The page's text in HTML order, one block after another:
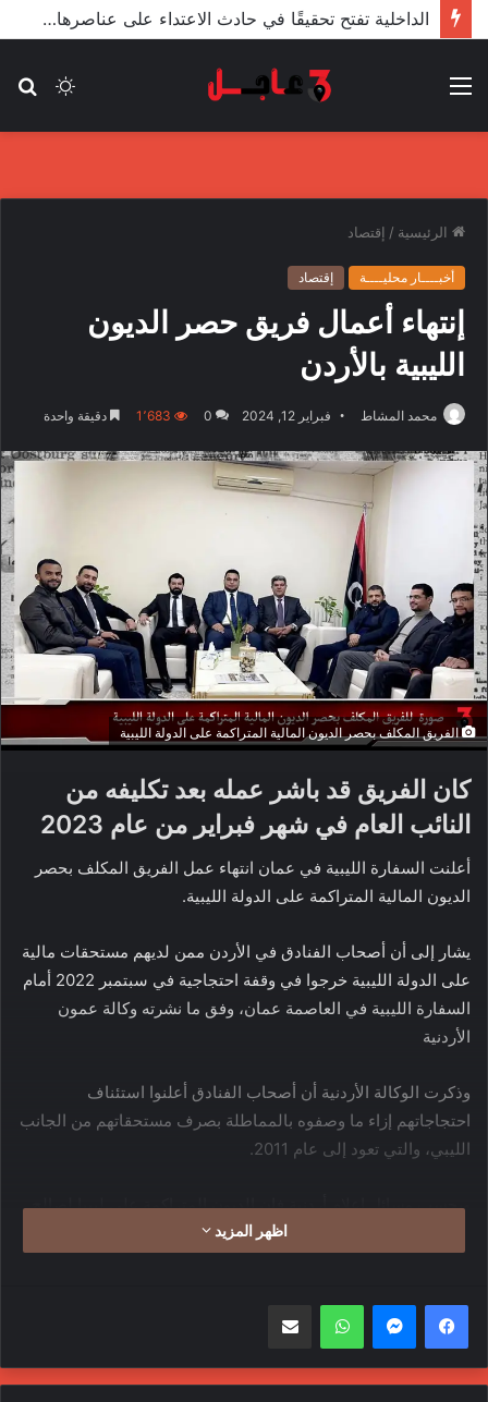
الأعور: اتفاقية ترسيم الحدود مع تركيا على طاولة النواب والاعتماد مرجّح
الوضع
القائمة
الرئيسية / إقتصاد
أخبــــار محليــــة إقتصاد
إنتهاء أعمال فريق حصر الديون
الليبية بالأردن
محمد المشاط فبراير 12, 2024 0 1٬683 دقيقة واحدة
الفريق المكلف بحصر الديون المالية المتراكمة على الدولة الليبية
كان الفريق قد باشر عمله بعد تكليفه من
النائب العام في شهر فبراير من عام 2023
أعلنت السفارة الليبية في عمان انتهاء عمل الفريق المكلف بحصر
الديون المالية المتراكمة على الدولة الليبية.
يشار إلى أن أصحاب الفنادق في الأردن ممن لديهم مستحقات مالية
على الدولة الليبية خرجوا في وقفة احتجاجية في سبتمبر 2022 أمام
السفارة الليبية في العاصمة عمان، وفق ما نشرته وكالة عمون
الأردنية
وذكرت الوكالة الأردنية أن أصحاب الفنادق أعلنوا استئناف
احتجاجاتهم إزاء ما وصفوه بالمماطلة بصرف مستحقاتهم من الجانب
الليبي، والتي تعود إلى عام 2011.
وبحسب وسائل إعلام أردنية فإن الديون المتراكمة على ليبيا لصالح
المستشفيات والفنادق الأردنية تبلغ 200 مليون دولار.
الدبيبة مع رئيس الوزراء الأردني بشر الخصاونة، على تشكيل لجنة
وزارية مشتركة من الجانبين للوصول إلى تفاهمات وتوافقات لحل
ملف الديون المستحقة للمستشفيات الأردنية الخاصة على الحكومة
اظهر المزيد
واتساب